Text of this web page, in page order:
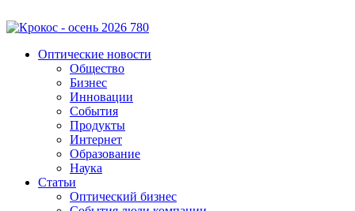
Оптические новости
Общество
Бизнес
Инновации
События
Продукты
Интернет
Образование
Наука
Статьи
Оптический бизнес